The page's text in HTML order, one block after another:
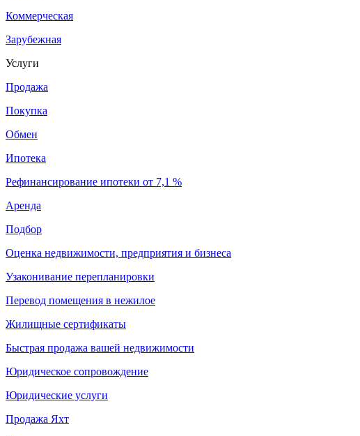
Коммерческая
Зарубежная
Услуги
Продажа
Покупка
Обмен
Ипотека
Рефинансирование ипотеки от 7,1 %
Аренда
Подбор
Оценка недвижимости, предприятия и бизнеса
Узаконивание перепланировки
Перевод помещения в нежилое
Жилищные сертификаты
Быстрая продажа вашей недвижимости
Юридическое сопровождение
Юридические услуги
Продажа Яхт